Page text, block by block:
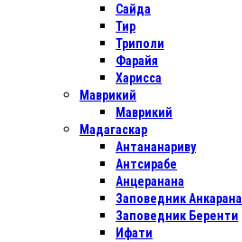
Сайда
Тир
Триполи
Фарайя
Харисса
Маврикий
Маврикий
Мадагаскар
Антананариву
Антсирабе
Анцеранана
Заповедник Анкарана
Заповедник Беренти
Ифати